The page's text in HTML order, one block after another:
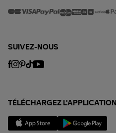
SUIVEZ-NOUS
TÉLÉCHARGEZ L'APPLICATION